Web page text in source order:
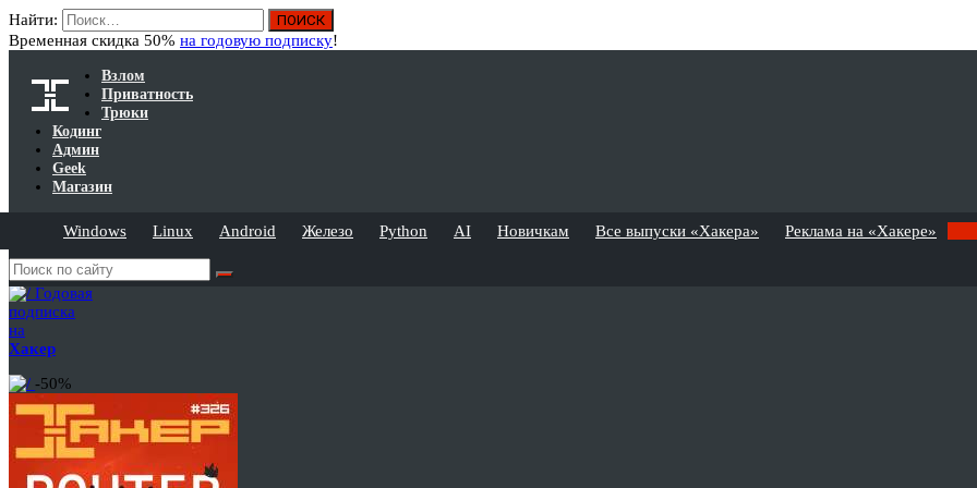
Найти:
Временная скидка 50% на годовую подписку!
Взлом
Приватность
Трюки
Кодинг
Админ
Geek
Магазин
Windows Linux Android Железо Python AI Новичкам Все выпуски «Хакера» Реклама на «Хакере»
Годовая
подписка
на
Хакер
-50%